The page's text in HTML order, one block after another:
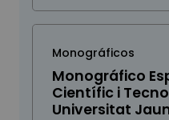
Monográficos
Monográfico
Científic i
Universitat